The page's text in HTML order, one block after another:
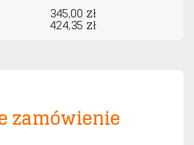
345,00 zł
424,35 zł
zamówienie